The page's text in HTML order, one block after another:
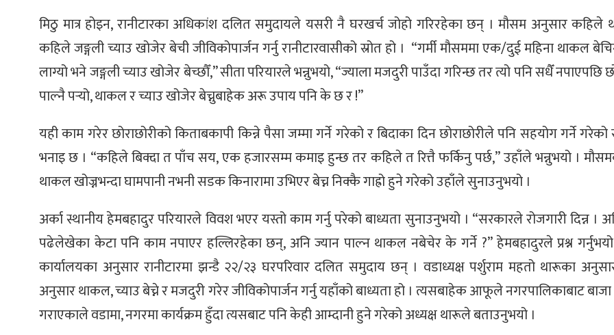
मिठु मात्र होइन, रानीटारका अधिकांश दलित समुदायले यसरी नै घरखर्च जोहो गरिरहेका छन् । मौसम अनुसार कहिले
कहिले जङ्गली च्याउ खोजेर बेची जीविकोपार्जन गर्नु रानीटारवासीको स्रोत हो । “गर्मी मौसममा एक/दुई महिना थाकल
लाग्यो भने जङ्गली च्याउ खोजेर बेच्छौँ,” सीता परियारले भन्नुभयो, “ज्याला मजदुरी पाउँदा गरिन्छ तर त्यो पनि सधैँ नपाएपछि
पाल्नै पर्‍यो, थाकल र च्याउ खोजेर बेच्नुबाहेक अरू उपाय पनि के छ र !”
यही काम गरेर छोराछोरीको किताबकापी किन्ने पैसा जम्मा गर्ने गरेको र बिदाका दिन छोराछोरीले पनि सहयोग गर्ने गरेको
भनाइ छ । “कहिले बिक्दा त पाँच सय, एक हजारसम्म कमाइ हुन्छ तर कहिले त रित्तै फर्किनु पर्छ,” उहाँले भन्नुभयो ।
थाकल खोज्नभन्दा घामपानी नभनी सडक किनारामा उभिएर बेच्न निक्कै गाह्रो हुने गरेको उहाँले सुनाउनुभयो ।
अर्का स्थानीय हेमबहादुर परियारले विवश भएर यस्तो काम गर्नु परेको बाध्यता सुनाउनुभयो । “सरकारले रोजगारी दिन्न ।
पढेलेखेका केटा पनि काम नपाएर हल्लिरहेका छन्, अनि ज्यान पाल्न थाकल नबेचेर के गर्ने ?” हेमबहादुरले प्रश्न
कार्यालयका अनुसार रानीटारमा झन्डै २२/२३ घरपरिवार दलित समुदाय छन् । वडाध्यक्ष पर्शुराम महतो थारूका
अनुसार थाकल, च्याउ बेच्ने र मजदुरी गरेर जीविकोपार्जन गर्नु यहाँको बाध्यता हो । त्यसबाहेक आफूले नगरपालिकाबाट
गराएकाले वडामा, नगरमा कार्यक्रम हुँदा त्यसबाट पनि केही आम्दानी हुने गरेको अध्यक्ष थारूले बताउनुभयो ।